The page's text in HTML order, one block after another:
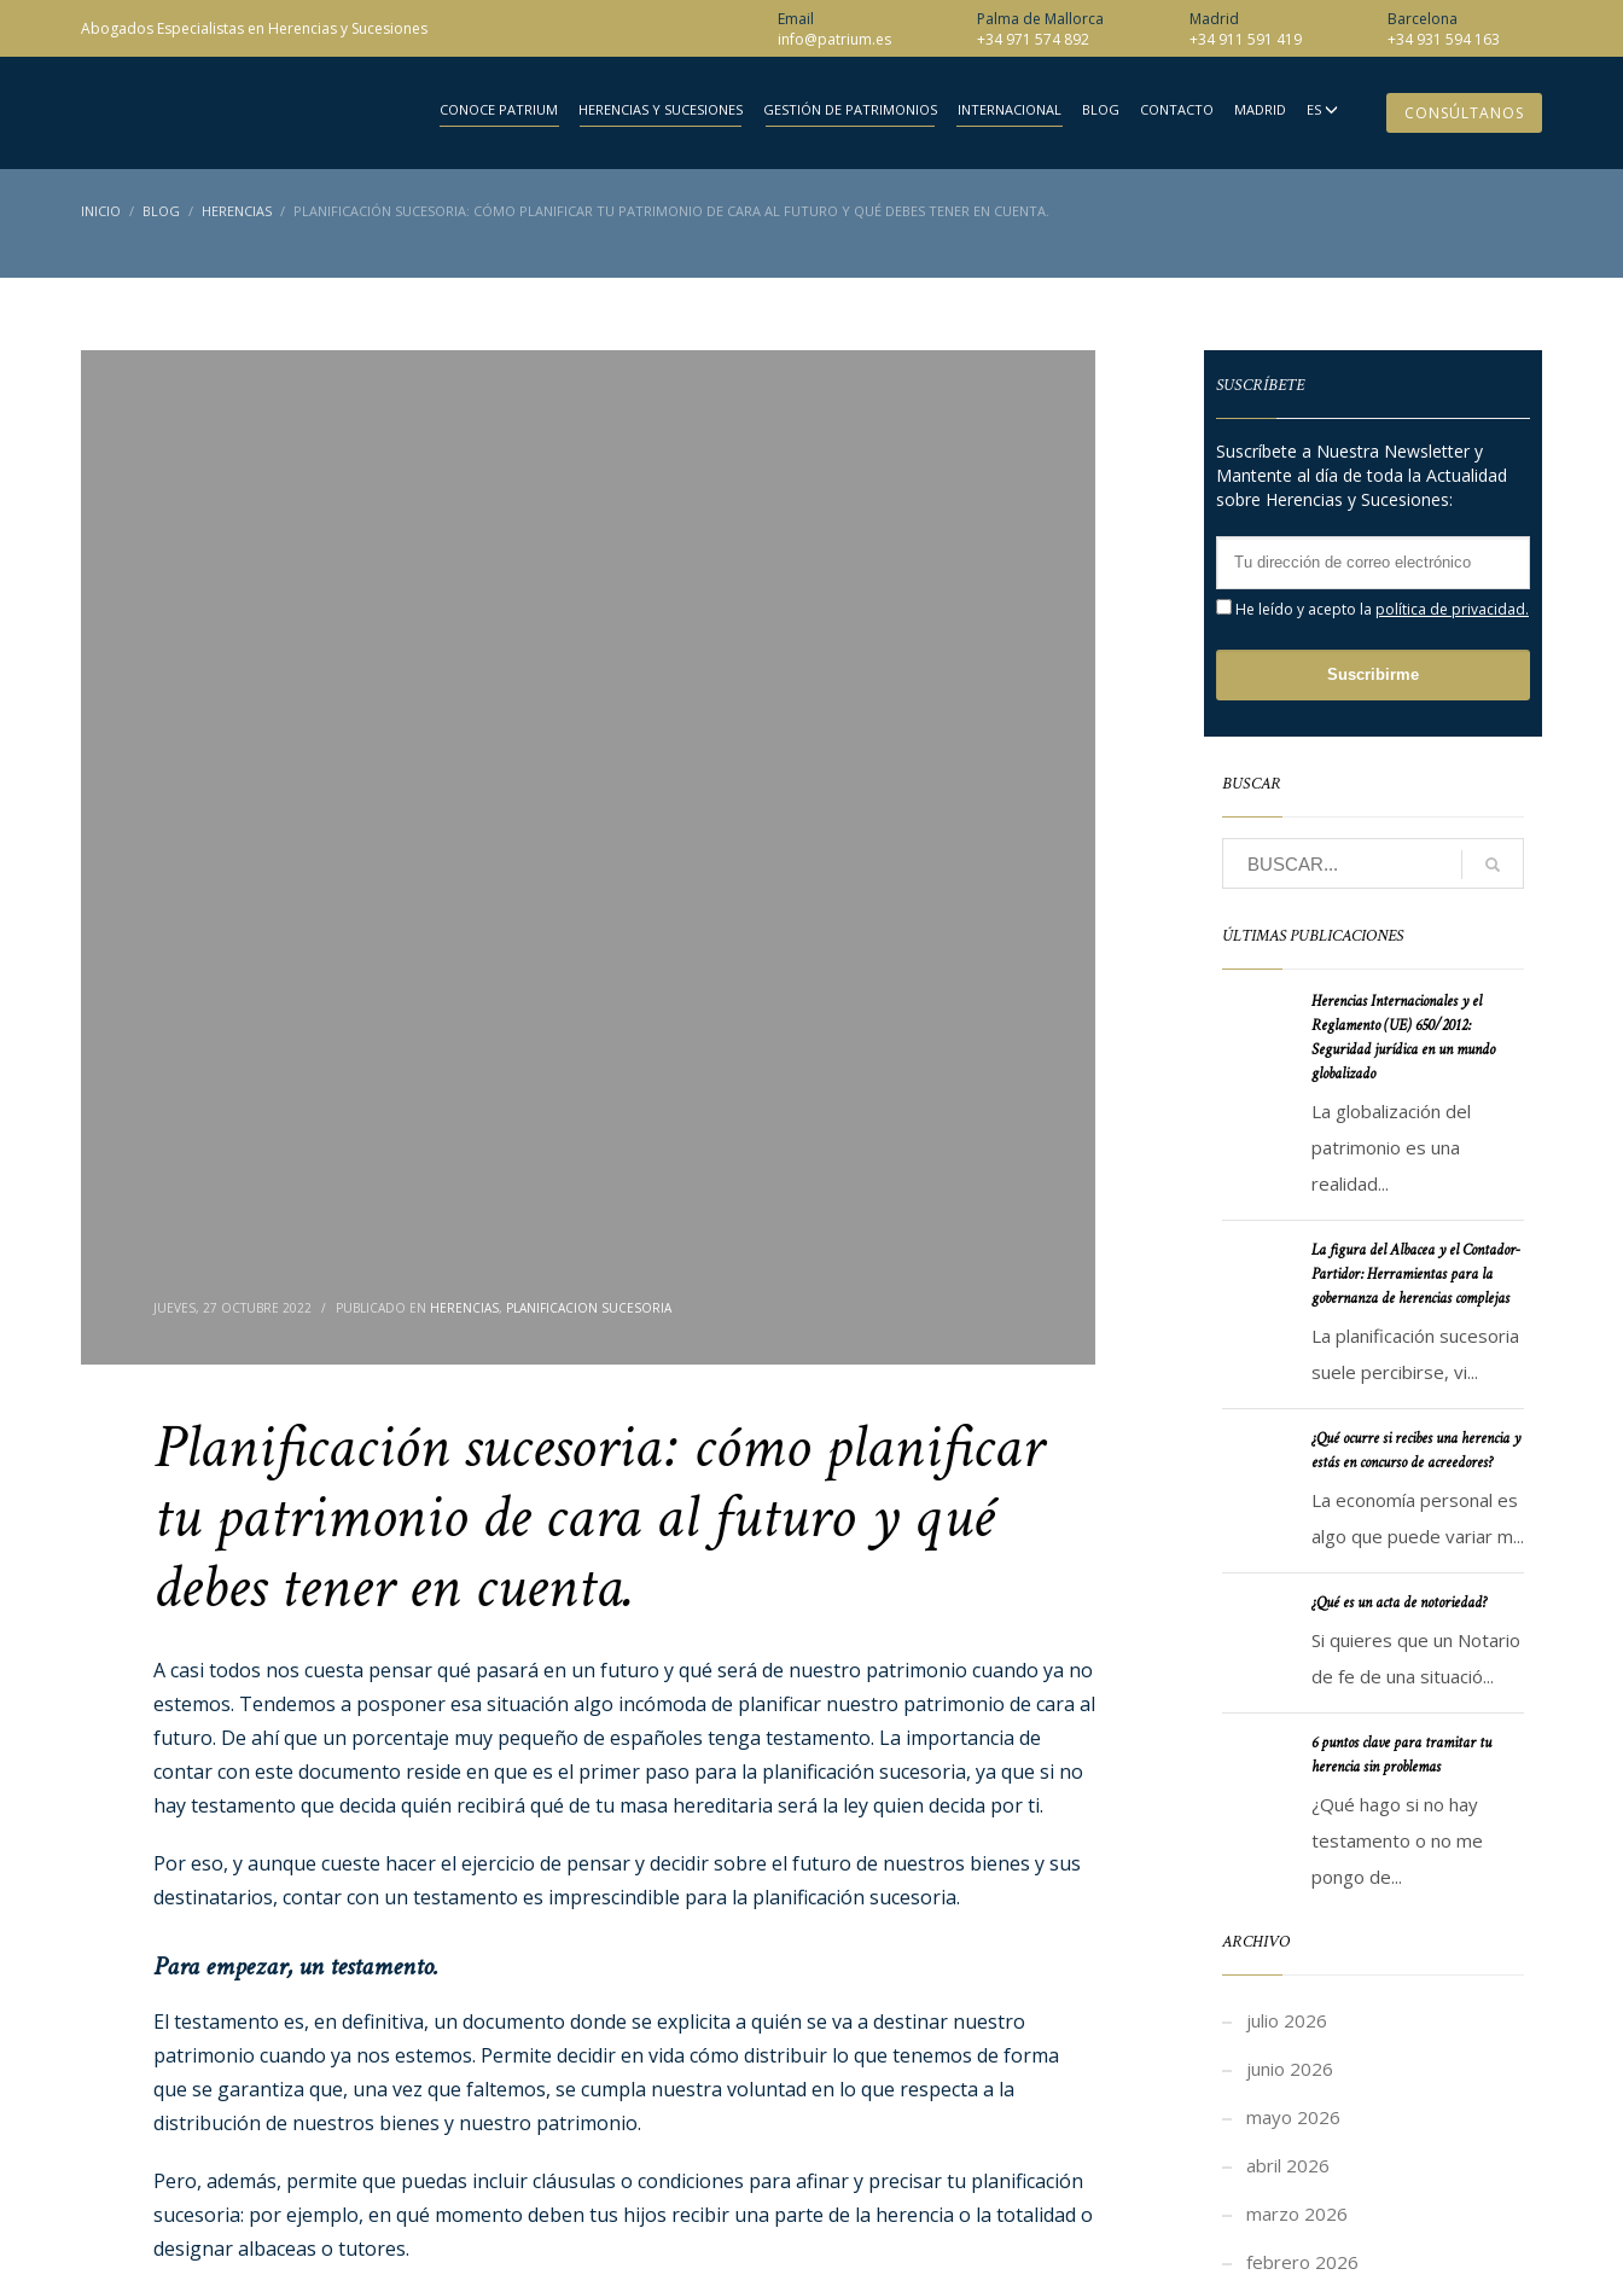
Abogados Especialistas en Herencias y Sucesiones
Email
info@patrium.es
Palma de Mallorca
+34 971 574 892
Madrid
+34 911 591 419
Barcelona
+34 931 594 163
CONOCE PATRIUM HERENCIAS Y SUCESIONES GESTIÓN DE PATRIMONIOS INTERNACIONAL BLOG CONTACTO MADRID ES CONSÚLTANOS
INICIO BLOG HERENCIAS PLANIFICACIÓN SUCESORIA: CÓMO PLANIFICAR TU PATRIMONIO DE CARA AL FUTURO Y QUÉ DEBES TENER EN CUENTA.
JUEVES, 27 OCTUBRE 2022 / PUBLICADO EN HERENCIAS, PLANIFICACION SUCESORIA
Planificación sucesoria: cómo planificar
tu patrimonio de cara al futuro y qué
debes tener en cuenta.
A casi todos nos cuesta pensar qué pasará en un futuro y qué será de nuestro patrimonio cuando ya no
estemos. Tendemos a posponer esa situación algo incómoda de planificar nuestro patrimonio de cara al
futuro. De ahí que un porcentaje muy pequeño de españoles tenga testamento. La importancia de
contar con este documento reside en que es el primer paso para la planificación sucesoria, ya que si no
hay testamento que decida quién recibirá qué de tu masa hereditaria será la ley quien decida por ti.
Por eso, y aunque cueste hacer el ejercicio de pensar y decidir sobre el futuro de nuestros bienes y sus
destinatarios, contar con un testamento es imprescindible para la planificación sucesoria.
Para empezar, un testamento.
El testamento es, en definitiva, un documento donde se explicita a quién se va a destinar nuestro
patrimonio cuando ya nos estemos. Permite decidir en vida cómo distribuir lo que tenemos de forma
que se garantiza que, una vez que faltemos, se cumpla nuestra voluntad en lo que respecta a la
distribución de nuestros bienes y nuestro patrimonio.
Pero, además, permite que puedas incluir cláusulas o condiciones para afinar y precisar tu planificación
sucesoria: por ejemplo, en qué momento deben tus hijos recibir una parte de la herencia o la totalidad o
designar albaceas o tutores.
SUSCRÍBETE
Suscríbete a Nuestra Newsletter y
Mantente al día de toda la Actualidad
sobre Herencias y Sucesiones:
He leído y acepto la política de privacidad.
BUSCAR
ÚLTIMAS PUBLICACIONES
Herencias Internacionales y el
Reglamento (UE) 650/2012:
Seguridad jurídica en un mundo
globalizado
La globalización del
patrimonio es una
realidad...
La figura del Albacea y el Contador-
Partidor: Herramientas para la
gobernanza de herencias complejas
La planificación sucesoria
suele percibirse, vi...
¿Qué ocurre si recibes una herencia y
estás en concurso de acreedores?
La economía personal es
algo que puede variar m...
¿Qué es un acta de notoriedad?
Si quieres que un Notario
de fe de una situació...
6 puntos clave para tramitar tu
herencia sin problemas
¿Qué hago si no hay
testamento o no me
pongo de...
ARCHIVO
julio 2026
junio 2026
mayo 2026
abril 2026
marzo 2026
febrero 2026